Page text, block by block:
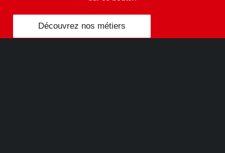
Découvrez nos métiers